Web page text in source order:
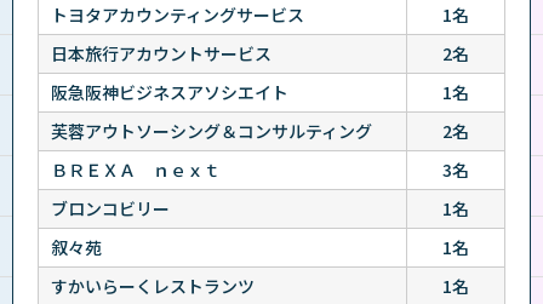
トヨタアカウンティングサービス
1名
日本旅行アカウントサービス
2名
阪急阪神ビジネスアソシエイト
1名
芙蓉アウトソーシング＆コンサルティング
2名
ＢＲＥＸＡ ｎｅｘｔ
3名
ブロンコビリー
1名
叙々苑
1名
すかいらーくレストランツ
1名